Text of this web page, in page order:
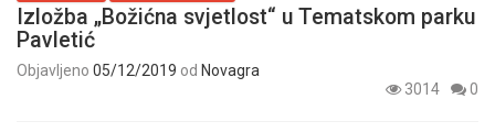
Izložba „Božićna svjetlost“ u Tematskom parku
Pavletić
Objavljeno 05/12/2019 od Novagra
3014
0